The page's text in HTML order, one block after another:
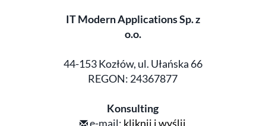
IT Modern Applications Sp. z
o.o.
44-153 Kozłów, ul. Ułańska 66
REGON: 24367877
Konsulting
e-mail: kliknij i wyślij